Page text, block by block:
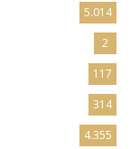
5.014
2
117
314
4.355